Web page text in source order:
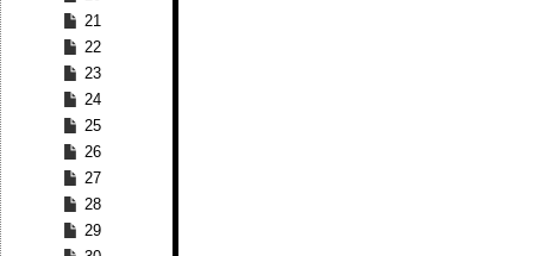
21
22
23
24
25
26
27
28
29